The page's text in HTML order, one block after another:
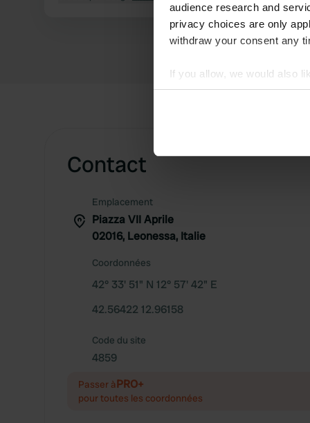
audience research and
privacy choices are only
withdraw your consent any
If you allow, we would also
Collect information
Find out more about how
We use cookies to
other information that
Contact
Emplacement
Piazza VII Aprile
02016, Leonessa, Italie
Coordonnées
42° 33' 51" N 12° 57' 42" E
42.56422 12.96158
Code du site
4859
Passer àPRO+
pour toutes les coordonnées